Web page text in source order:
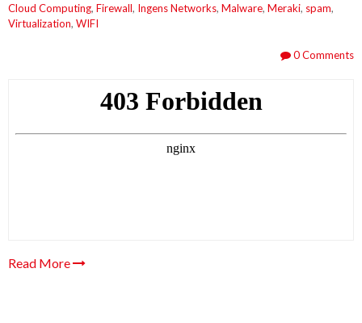
Cloud Computing, Firewall, Ingens Networks, Malware, Meraki, spam,
Virtualization, WIFI
0 Comments
Read More